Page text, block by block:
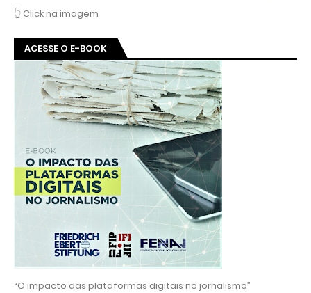
👆 Click na imagem
ACESSE O E-BOOK
“O impacto das plataformas digitais no jornalismo”